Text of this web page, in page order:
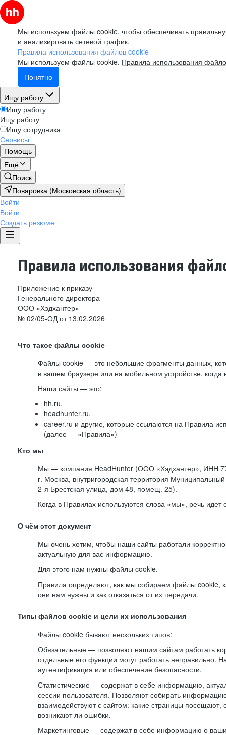
Мы используем файлы cookie, чтобы обеспечивать
и анализировать сетевой трафик.
Правила использования файлов cookie
Мы используем файлы cookie. Правила использования
Понятно
Ищу работу
Ищу работу
Ищу работу
Ищу сотрудника
Сервисы
Помощь
Ещё
Поиск
Поваровка (Московская область)
Войти
Войти
Создать резюме
Правила использования
Приложение к приказу
Генерального директора
ООО «Хэдхантер»
№ 02/05-ОД от 13.02.2026
Что такое файлы cookie
Файлы cookie — это небольшие фрагменты данных,
в вашем браузере или на мобильном устройстве,
Наши сайты — это:
hh.ru,
headhunter.ru,
career.ru и другие, которые ссылаются на Правила
(далее — «Правила»)
Кто мы
Мы — компания HeadHunter (ООО «Хэдхантер», ИНН
г. Москва, внутригородская территория Муниципальный
2-я Брестская улица, дом 48, помещ. 25).
Когда в Правилах используются слова «мы», речь
О чём этот документ
Мы очень хотим, чтобы наши сайты работали
актуальную для вас информацию.
Для этого нам нужны файлы cookie.
Правила определяют, как мы собираем файлы cookie,
они нам нужны и как отказаться от их передачи.
Типы файлов cookie и цели их использования
Файлы cookie бывают нескольких типов:
Обязательные — позволяют нашим сайтам работать
отдельные его функции могут работать неправильно.
аутентификация или обеспечение безопасности.
Статистические — содержат в себе информацию,
сессии пользователя. Позволяют собирать
взаимодействуют с сайтом: какие страницы посещают,
возникают ли ошибки.
Маркетинговые — содержат в себе информацию о